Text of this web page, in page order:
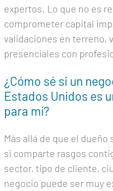
expertos. Lo que no es
comprometer capital
validaciones en terreno,
presenciales con
¿Cómo sé si un
Estados Unidos es
para mí?
Más allá de que el
si comparte rasgos
sector, tipo de cliente,
negocio puede ser muy